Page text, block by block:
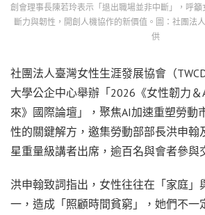
創會理事長陳若玲表示「退出職場並非中斷」，呼
斷力與韌性，開創人機協作的新價值。圖：社團法
供
社團法人臺灣女性生涯發展協會（
大學公企中心舉辦「2026《女性韌力
來》國際論壇」，聚焦AI加速重塑勞動
性的關鍵解方，邀集勞動部部長洪申翰
星重量級講者出席，逾百名與會者參與
洪申翰致詞指出，女性往往在「家庭」
一，造成「照顧時間貧窮」，她們不一